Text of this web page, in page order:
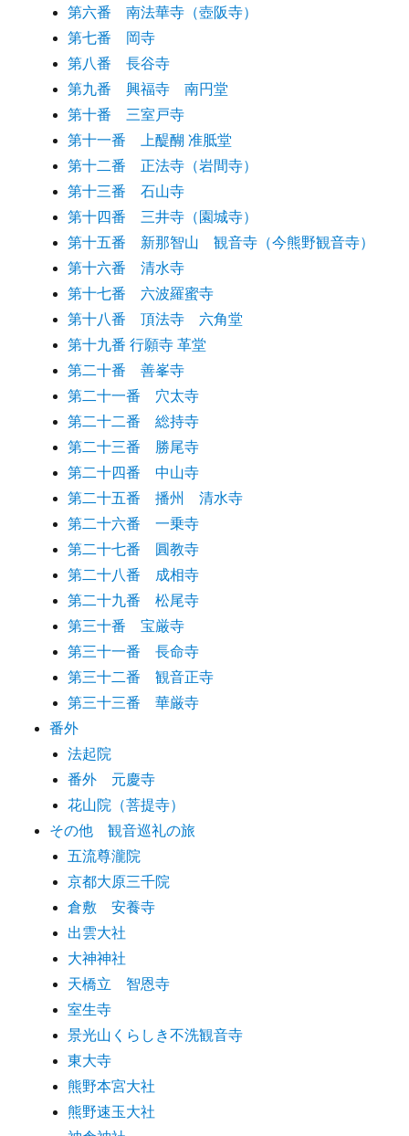
第六番 南法華寺（壺阪寺）
第七番 岡寺
第八番 長谷寺
第九番 興福寺 南円堂
第十番 三室戸寺
第十一番 上醍醐 准胝堂
第十二番 正法寺（岩間寺）
第十三番 石山寺
第十四番 三井寺（園城寺）
第十五番 新那智山 観音寺（今熊野観音寺）
第十六番 清水寺
第十七番 六波羅蜜寺
第十八番 頂法寺 六角堂
第十九番 行願寺 革堂
第二十番 善峯寺
第二十一番 穴太寺
第二十二番 総持寺
第二十三番 勝尾寺
第二十四番 中山寺
第二十五番 播州 清水寺
第二十六番 一乗寺
第二十七番 圓教寺
第二十八番 成相寺
第二十九番 松尾寺
第三十番 宝厳寺
第三十一番 長命寺
第三十二番 観音正寺
第三十三番 華厳寺
番外
法起院
番外 元慶寺
花山院（菩提寺）
その他 観音巡礼の旅
五流尊瀧院
京都大原三千院
倉敷 安養寺
出雲大社
大神神社
天橋立 智恩寺
室生寺
景光山くらしき不洗観音寺
東大寺
熊野本宮大社
熊野速玉大社